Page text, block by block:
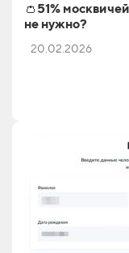
👛51%
не нужно?
20.02.2026